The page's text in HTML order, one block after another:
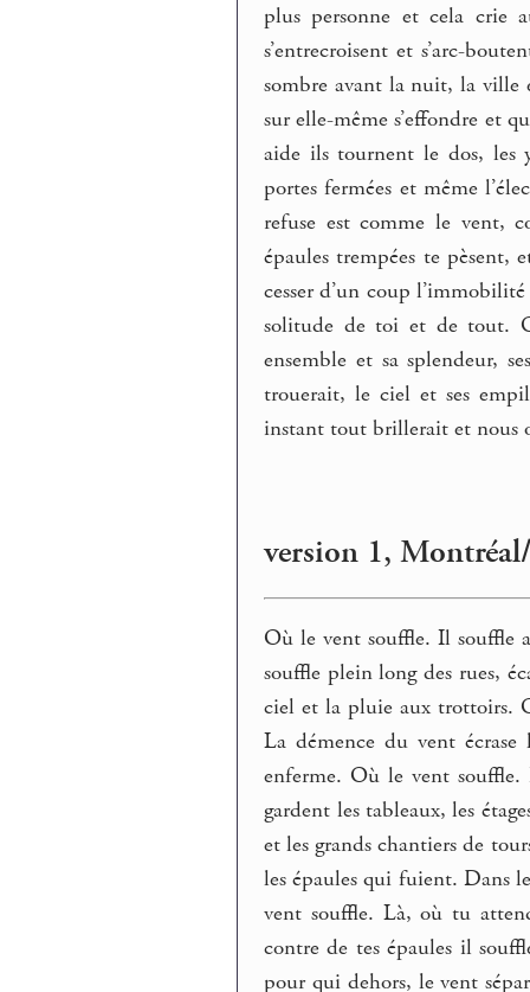
plus personne et cela crie
s’entrecroisent et s’arc-
sombre avant la nuit, la ville
sur elle-même s’effondre et
aide ils tournent le dos, les
portes fermées et même
refuse est comme le vent,
épaules trempées te
cesser d’un coup
solitude de toi et de tout.
ensemble et sa splendeur,
trouerait, le ciel et ses
instant tout brillerait et nous
version 1,
Où le vent souffle. Il souffle
souffle plein long des rues,
ciel et la pluie aux trottoirs.
La démence du vent
enferme. Où le vent
gardent les tableaux, les
et les grands chantiers de
les épaules qui fuient. Dans
vent souffle. Là, où tu
contre de tes épaules il
pour qui dehors, le vent